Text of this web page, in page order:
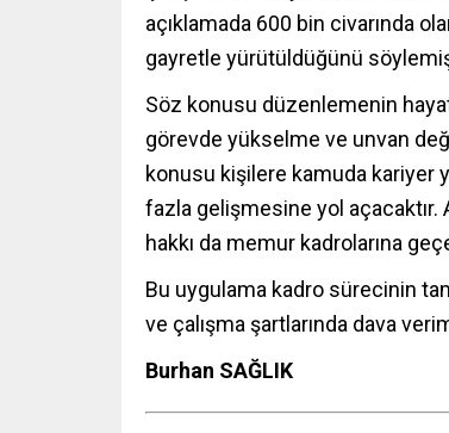
açıklamada 600 bin civarında
gayretle yürütüldüğünü
Söz konusu düzenlemenin
görevde yükselme ve unvan
konusu kişilere kamuda kariyer
fazla gelişmesine yol
hakkı da memur kadrolarına
Bu uygulama kadro sürecinin
ve çalışma şartlarında dava
Burhan SAĞLIK